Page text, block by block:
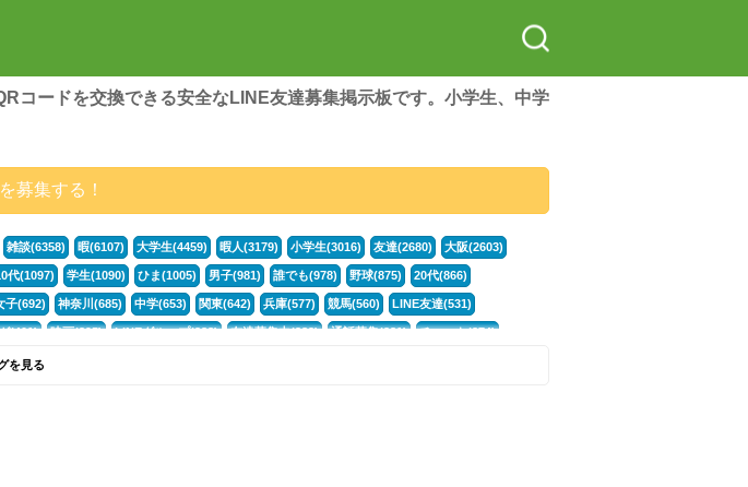
コードを交換できる安全なLINE友達募集掲示板です。小学生、中学
募集する！
雑談(6358) 暇(6107) 大学生(4459) 暇人(3179) 小学生(3016) 友達(2680) 大阪(2603)
代(1097) 学生(1090) ひま(1005) 男子(981) 誰でも(978) 野球(875) 20代(866)
子(692) 神奈川(685) 中学(653) 関東(642) 兵庫(577) 競馬(560) LINE友達(531)
(401) 映画(395) LINEグループ(388) 友達募集中(382) 通話募集(381) チャット(374)
トナイト(320)
を見る